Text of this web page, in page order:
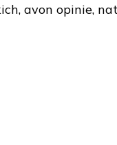
avon opinie,